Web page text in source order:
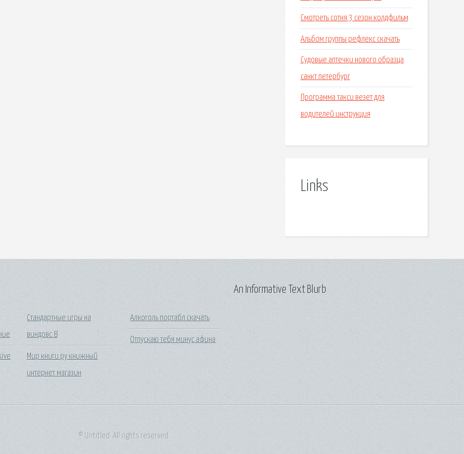
Смотреть сотня 3 сезон колдфильм
Альбом группы рефлекс скачать
Судовые аптечки нового образца
санкт петербург
Программа такси везет для
водителей инструкция
Links
Стандартные игры на
виндовс 8
Мир книги ру книжный
интернет магазин
Алкоголь портабл скачать
Отпускаю тебя минус афина
An Informative Text Blurb
© Untitled. All rights reserved.